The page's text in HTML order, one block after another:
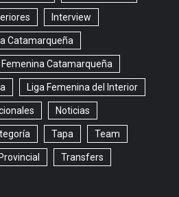
Interview
Catamarqueña
Femenina Catamarqueña
Liga Femenina del Interior
Noticias
Tapa Team
Transfers